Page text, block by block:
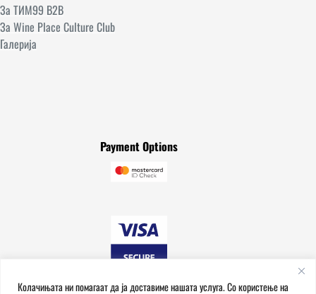
Колачињата ни помагаат да ја доставиме нашата услуга. Со користење на
За ТИМ99 B2B
За Wine Place Culture Club
Галерија
Payment Options